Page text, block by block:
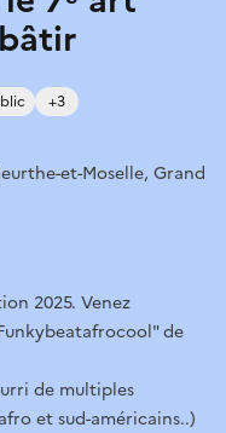
+3
et-Moselle, Grand
2025. Venez
de
de multiples
et sud-américains..)